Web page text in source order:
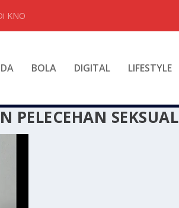
KNO
BOLA DIGITAL LIFESTYLE
SEKSUAL